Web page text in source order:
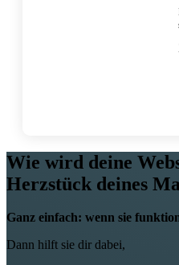
Wie wird deine
Herzstück deines
Ganz einfach: wenn sie
Dann hilft sie dir dabei,